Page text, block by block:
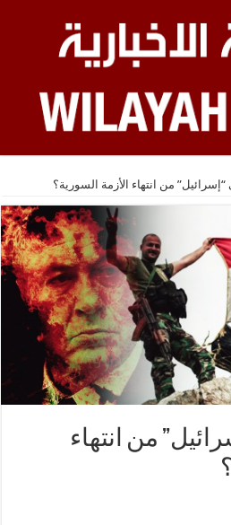
من انتهاء الأزمة السورية؟
من انتهاء